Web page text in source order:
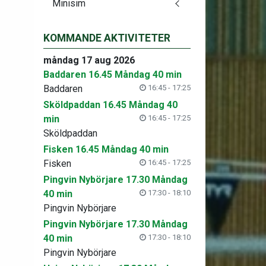
Minisim
KOMMANDE AKTIVITETER
måndag 17 aug 2026
Baddaren 16.45 Måndag 40 min
16:45 - 17:25
Baddaren
Sköldpaddan 16.45 Måndag 40
min
16:45 - 17:25
Sköldpaddan
Fisken 16.45 Måndag 40 min
16:45 - 17:25
Fisken
Pingvin Nybörjare 17.30 Måndag
40 min
17:30 - 18:10
Pingvin Nybörjare
Pingvin Nybörjare 17.30 Måndag
40 min
17:30 - 18:10
Pingvin Nybörjare